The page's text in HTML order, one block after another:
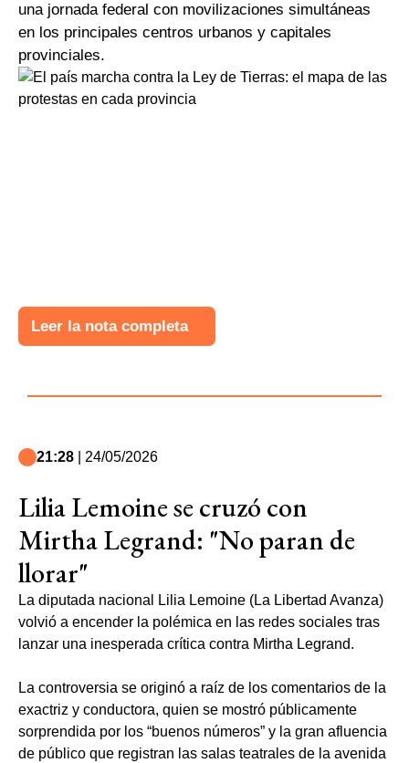
una jornada federal con movilizaciones simultáneas
en los principales centros urbanos y capitales
provinciales.
Leer la nota completa
21:28 | 24/05/2026
Lilia Lemoine se cruzó con
Mirtha Legrand: "No paran de
llorar"
La diputada nacional Lilia Lemoine (La Libertad Avanza)
volvió a encender la polémica en las redes sociales tras
lanzar una inesperada crítica contra Mirtha Legrand.
La controversia se originó a raíz de los comentarios de la
exactriz y conductora, quien se mostró públicamente
sorprendida por los “buenos números” y la gran afluencia
de público que registran las salas teatrales de la avenida